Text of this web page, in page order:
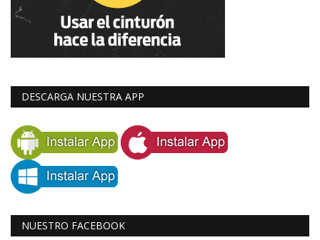
DESCARGA NUESTRA APP
NUESTRO FACEBOOK